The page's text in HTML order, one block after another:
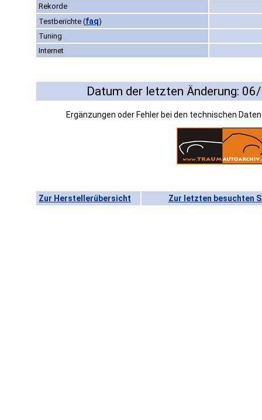
Rekorde
Testberichte (faq)
Tuning
Internet
Datum der letzten Änderung:
Ergänzungen oder Fehler bei den technischen
Zur Herstellerübersicht Zur letzten besuchten